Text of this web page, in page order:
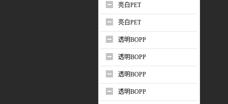
亮白PET
亮白PET
透明BOPP
透明BOPP
透明BOPP
透明BOPP